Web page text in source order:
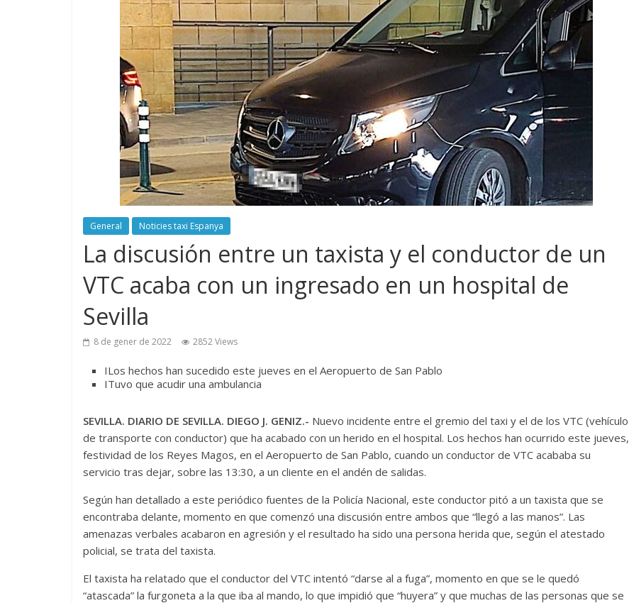
General Noticies taxi Espanya
La discusión entre un taxista y el conductor de un
VTC acaba con un ingresado en un hospital de
Sevilla
8 de gener de 2022 2852 Views
Los hechos han sucedido este jueves en el Aeropuerto de San Pablo
Tuvo que acudir una ambulancia
SEVILLA. DIARIO DE SEVILLA. DIEGO J. GENIZ.- Nuevo incidente entre el gremio del taxi y el de los VTC (vehículo
de transporte con conductor) que ha acabado con un herido en el hospital. Los hechos han ocurrido este jueves,
festividad de los Reyes Magos, en el Aeropuerto de San Pablo, cuando un conductor de VTC acababa su
servicio tras dejar, sobre las 13:30, a un cliente en el andén de salidas.
Según han detallado a este periódico fuentes de la Policía Nacional, este conductor pitó a un taxista que se
encontraba delante, momento en que comenzó una discusión entre ambos que “llegó a las manos”. Las
amenazas verbales acabaron en agresión y el resultado ha sido una persona herida que, según el atestado
policial, se trata del taxista.
El taxista ha relatado que el conductor del VTC intentó “darse al a fuga”, momento en que se le quedó
“atascada” la furgoneta a la que iba al mando, lo que impidió que “huyera” y que muchas de las personas que se